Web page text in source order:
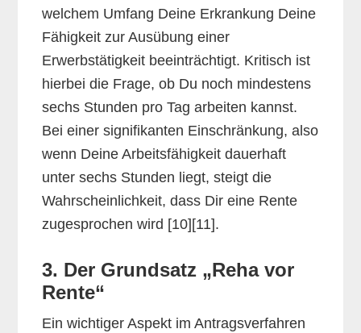
welchem Umfang Deine Erkrankung Deine
Fähigkeit zur Ausübung einer
Erwerbstätigkeit beeinträchtigt. Kritisch ist
hierbei die Frage, ob Du noch mindestens
sechs Stunden pro Tag arbeiten kannst.
Bei einer signifikanten Einschränkung, also
wenn Deine Arbeitsfähigkeit dauerhaft
unter sechs Stunden liegt, steigt die
Wahrscheinlichkeit, dass Dir eine Rente
zugesprochen wird [10][11].
3. Der Grundsatz „Reha vor
Rente“
Ein wichtiger Aspekt im Antragsverfahren